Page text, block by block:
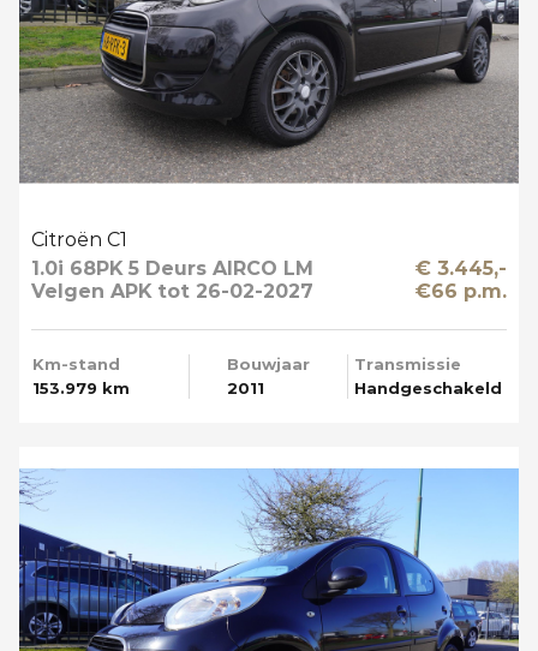
Citroën C1
1.0i 68PK 5 Deurs AIRCO LM
Velgen APK tot 26-02-2027
€ 3.445,-
€66 p.m.
Km-stand
153.979 km
Bouwjaar
2011
Transmissie
Handgeschakeld